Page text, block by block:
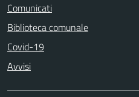
Comunicati
Biblioteca comunale
Covid-19
Avvisi